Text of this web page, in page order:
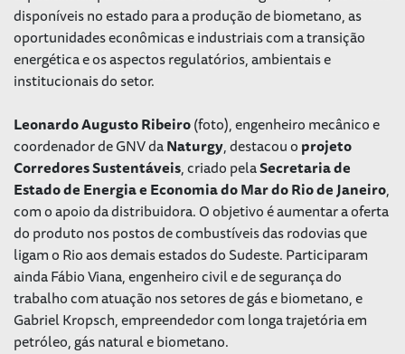
disponíveis no estado para a produção de biometano, as
oportunidades econômicas e industriais com a transição
energética e os aspectos regulatórios, ambientais e
institucionais do setor.
Leonardo Augusto Ribeiro(foto), engenheiro mecânico e
coordenador de GNV daNaturgy, destacou oprojeto
Corredores Sustentáveis, criado pelaSecretaria de
Estado de Energia e Economia do Mar do Rio de Janeiro,
com o apoio da distribuidora. O objetivo é aumentar a oferta
do produto nos postos de combustíveis das rodovias que
ligam o Rio aos demais estados do Sudeste. Participaram
ainda Fábio Viana, engenheiro civil e de segurança do
trabalho com atuação nos setores de gás e biometano, e
Gabriel Kropsch, empreendedor com longa trajetória em
petróleo, gás natural e biometano.